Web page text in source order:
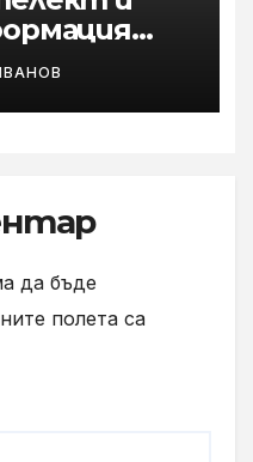
във
Yettel
да бъде
полета са